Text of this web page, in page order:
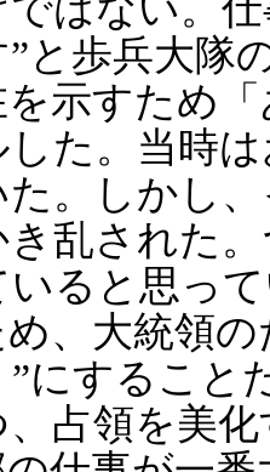
と歩兵大隊
を示すため
した。当時
た。しかし
き乱された
ると思っ
、大統領
”にすること
占領を美